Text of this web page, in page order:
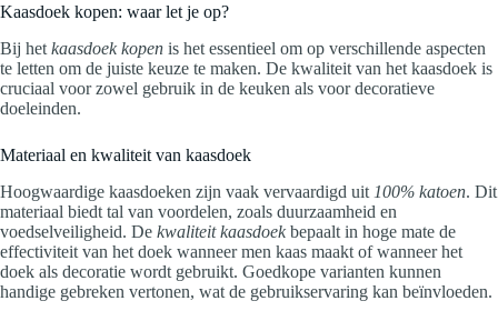
Kaasdoek kopen: waar let je op?
Bij het kaasdoek kopen is het essentieel om op verschillende aspecten
te letten om de juiste keuze te maken. De kwaliteit van het kaasdoek is
cruciaal voor zowel gebruik in de keuken als voor decoratieve
doeleinden.
Materiaal en kwaliteit van kaasdoek
Hoogwaardige kaasdoeken zijn vaak vervaardigd uit 100% katoen. Dit
materiaal biedt tal van voordelen, zoals duurzaamheid en
voedselveiligheid. De kwaliteit kaasdoekbepaalt in hoge mate de
effectiviteit van het doek wanneer men kaas maakt of wanneer het
doek als decoratie wordt gebruikt. Goedkope varianten kunnen
handige gebreken vertonen, wat de gebruikservaring kan beïnvloeden.